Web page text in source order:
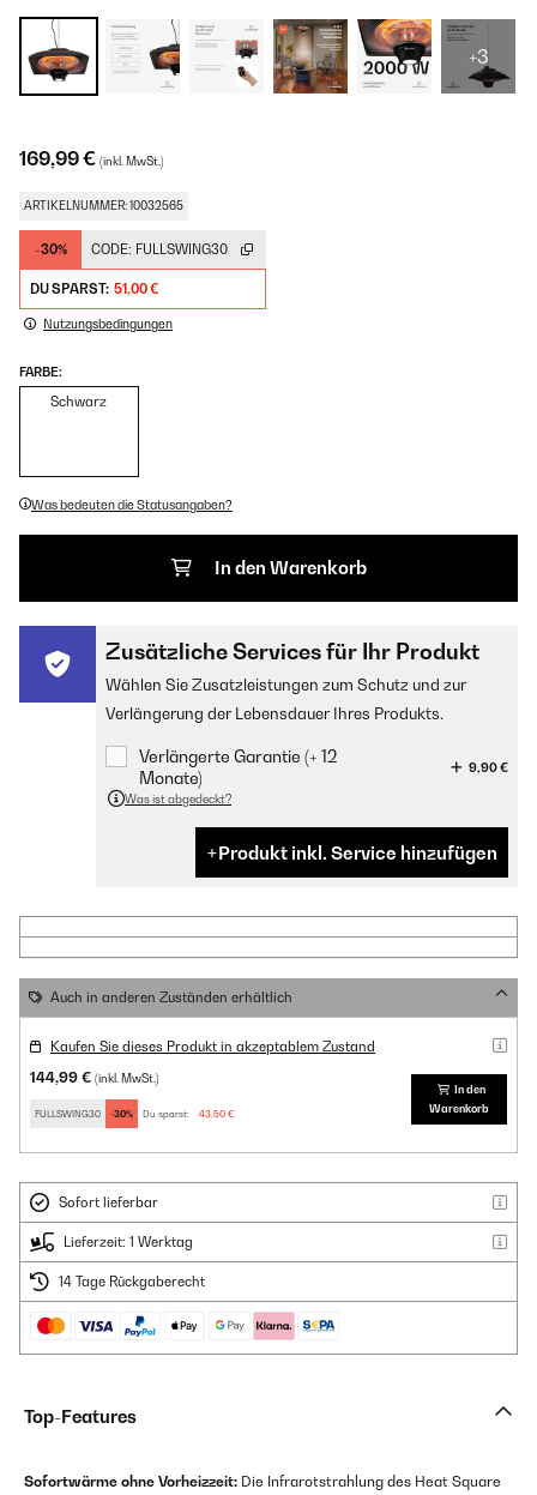
+3
169,99 € (inkl. MwSt.)
ARTIKELNUMMER: 10032565
-30% CODE: FULLSWING30
DU SPARST: 51,00 €
Nutzungsbedingungen
FARBE:
Schwarz
Was bedeuten die Statusangaben?
In den Warenkorb
Zusätzliche Services für Ihr Produkt
Wählen Sie Zusatzleistungen zum Schutz und zur
Verlängerung der Lebensdauer Ihres Produkts.
Verlängerte Garantie (+ 12
Monate)
9,90 €
Was ist abgedeckt?
Produkt inkl. Service hinzufügen
Auch in anderen Zuständen erhältlich
Kaufen Sie dieses Produkt in akzeptablem Zustand
144,99 € (inkl. MwSt.)
FULLSWING30 -30% Du sparst: 43,50 €
In den
Warenkorb
Sofort lieferbar
Lieferzeit: 1 Werktag
14 Tage Rückgaberecht
Top-Features
Sofortwärme ohne Vorheizzeit: Die Infrarotstrahlung des Heat Square